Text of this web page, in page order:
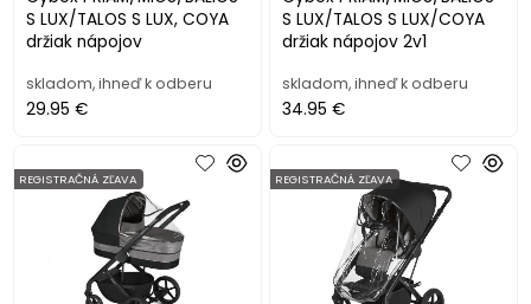
S LUX/TALOS S LUX, COYA
držiak nápojov
skladom, ihneď k odberu
29.95 €
S LUX/TALOS S LUX/COYA
držiak nápojov 2v1
skladom, ihneď k odberu
34.95 €
REGISTRAČNÁ ZĽAVA REGISTRAČNÁ ZĽAVA